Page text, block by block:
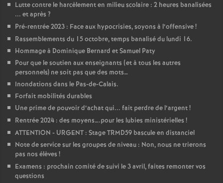
Lutte contre le harcèlement en milieu scolaire : 2 heures banalisées
... et après ?
Pré-rentrée 2023 : Face aux hypocrisies, soyons à l’offensive!
Rassemblements du 15 octobre, temps banalisé du lundi 16.
Hommage à Dominique Bernard et Samuel Paty
Pour que le soutien aux enseignants (et à tous les autres
personnels) ne soit pas que des mots…
Inondations dans le Pas-de-Calais.
Forfait mobilités durables
Une prime de pouvoir d’achat qui... fait perdre de l’argent!
Rentrée 2024 : des moyens….pour les lubies ministérielles !
ATTENTION - URGENT : Stage TRMD59 bascule en distanciel
Note de service sur les groupes de niveau : Non, nous ne trierons
pas nos élèves !
Examens : prochain comité de suivi le 3 avril, faites remonter vos
questions